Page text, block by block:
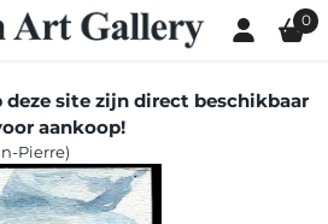
gesloten. 0
site zijn direct beschikbaar
aankoop!
Pierre)